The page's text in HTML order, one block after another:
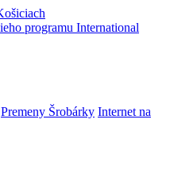
Premeny Šrobárky Internet na